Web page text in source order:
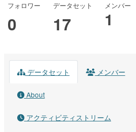
フォロワー
0
データセット
17
メンバー
1
データセット メンバー
About
アクティビティストリーム